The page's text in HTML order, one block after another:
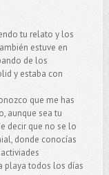
tu relato y los
estuve en
de los
y estaba con
que me has
aunque sea tu
decir que no se lo
donde conocías
playa todos los días